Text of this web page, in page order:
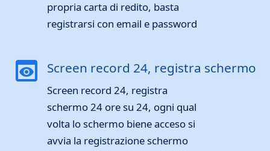
propria carta di redito, basta
registrarsi con email e password
preview Screen record 24, registra schermo
Screen record 24, registra
schermo 24 ore su 24, ogni qual
volta lo schermo biene acceso si
avvia la registrazione schermo